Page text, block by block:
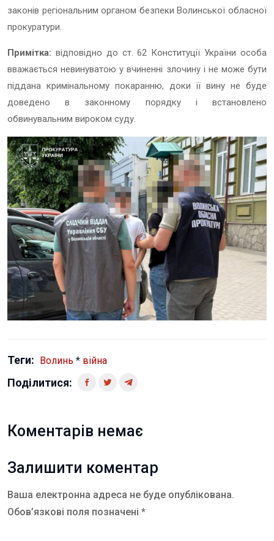
законів регіональним органом безпеки Волинської обласної
прокуратури.
Примітка: відповідно до ст. 62 Конституції України особа
вважається невинуватою у вчиненні злочину і не може бути
піддана кримінальному покаранню, доки її вину не буде
доведено в законному порядку і встановлено
обвинувальним вироком суду.
Теги: Волинь * війна
Поділитися:
Коментарів немає
Залишити коментар
Ваша електронна адреса не буде опублікована.
Обов’язкові поля позначені *